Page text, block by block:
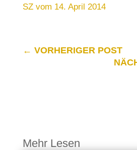
SZ vom 14. April 2014
← VORHERIGER POST
Mehr Lesen